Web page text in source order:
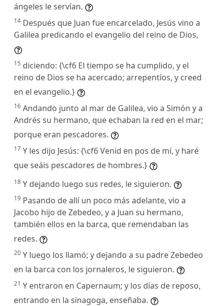
ángeles le servían.
14 Después que Juan fue encarcelado, Jesús vino a
Galilea predicando el evangelio del reino de Dios,
15 diciendo: {\cf6 El tiempo se ha cumplido, y el
reino de Dios se ha acercado; arrepentíos, y creed
en el evangelio.}
16 Andando junto al mar de Galilea, vio a Simón y a
Andrés su hermano, que echaban la red en el mar;
porque eran pescadores.
17 Y les dijo Jesús: {\cf6 Venid en pos de mí, y haré
que seáis pescadores de hombres.}
18 Y dejando luego sus redes, le siguieron.
19 Pasando de allí un poco más adelante, vio a
Jacobo hijo de Zebedeo, y a Juan su hermano,
también ellos en la barca, que remendaban las
redes.
20 Y luego los llamó; y dejando a su padre Zebedeo
en la barca con los jornaleros, le siguieron.
21 Y entraron en Capernaum; y los días de reposo,
entrando en la sinagoga, enseñaba.